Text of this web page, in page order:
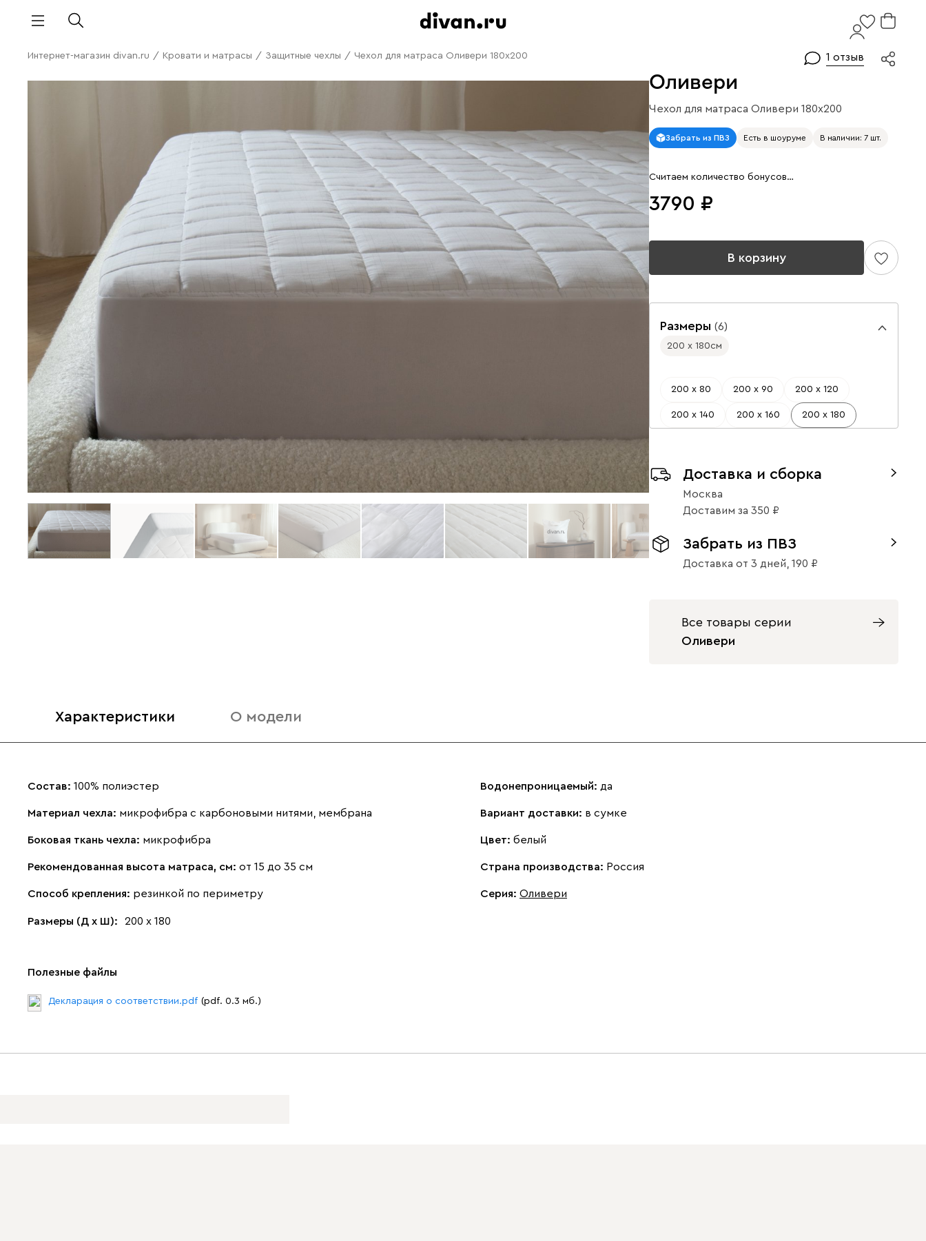
Интернет-магазин divan.ru / Кровати и матрасы / Защитные чехлы / Чехол для матраса Оливери 180x200 1 отзыв
Оливери
Чехол для матраса Оливери 180x200
Арт. 148168
Забрать из ПВЗ Есть в шоуруме В наличии: 7 шт.
Считаем количество бонусов…
3790
В корзину
Размеры (6)
200 х 180см
200 х 80 200 х 90 200 х 120
200 х 140 200 х 160 200 х 180
Доставка и сборка
Москва
Доставим за 350
Забрать из ПВЗ
Доставка от 3 дней, 190
Все товары серии
Оливери
Характеристики О модели
Состав: 100% полиэстер
Материал чехла: микрофибра с карбоновыми нитями, мембрана
Боковая ткань чехла: микрофибра
Рекомендованная высота матраса, см: от 15 до 35 см
Способ крепления: резинкой по периметру
Размеры (Д х Ш): 200 х 180
Водонепроницаемый: да
Вариант доставки: в сумке
Цвет: белый
Страна производства: Россия
Серия: Оливери
Полезные файлы
Декларация о соответствии.pdf (pdf. 0.3 мб.)